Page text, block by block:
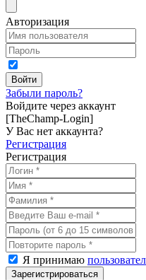
Авторизация
Забыли пароль?
Войдите через аккаунт
[TheChamp-Login]
У Вас нет аккаунта?
Регистрация
Регистрация
Я принимаю